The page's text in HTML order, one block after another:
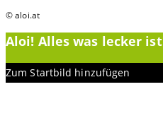
© aloi.at
Aloi! Alles was lecker ist
Zum Startbild hinzufügen